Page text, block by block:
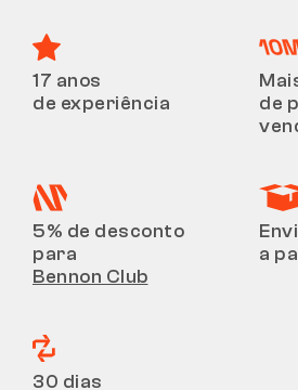
17 anos
de experiência
de
5% de desconto
para
Bennon Club
a
30 dias